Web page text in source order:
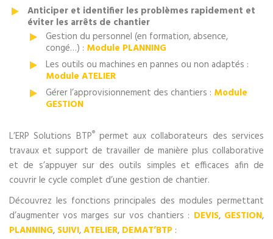
Anticiper et identifier les problèmes rapidement et
éviter les arrêts de chantier
Gestion du personnel (en formation, absence,
congé…) : Module PLANNING
Les outils ou machines en pannes ou non adaptés :
Module ATELIER
Gérer l’approvisionnement des chantiers : Module
GESTION
L’ERP Solutions BTP®permet aux collaborateurs des services
travaux et support de travailler de manière plus collaborative
et de s’appuyer sur des outils simples et efficaces afin de
couvrir le cycle complet d’une gestion de chantier.
Découvrez les fonctions principales des modules permettant
d’augmenter vos marges sur vos chantiers : DEVIS, GESTION,
PLANNING, SUIVI,ATELIER, DEMAT’BTP :